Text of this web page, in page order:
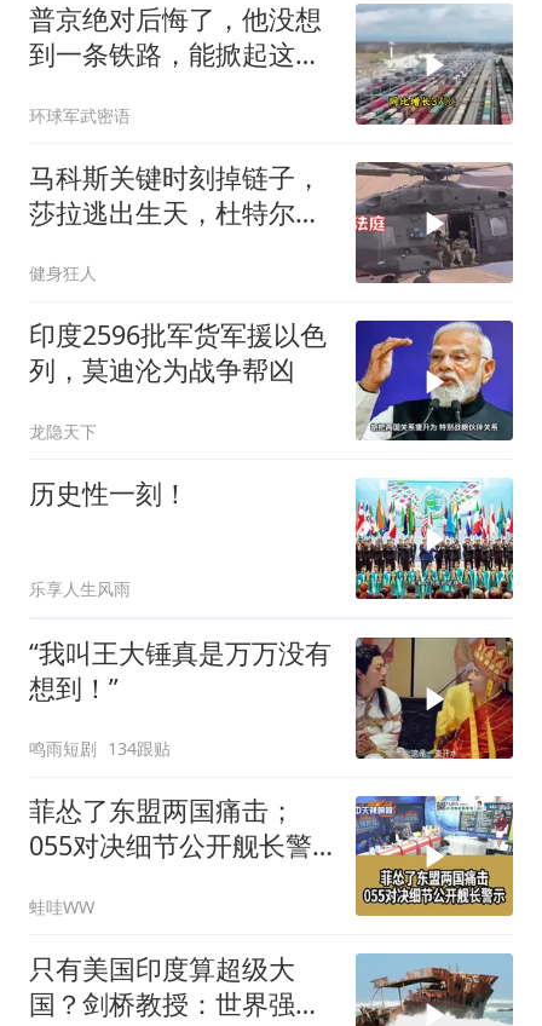
普京绝对后悔了，他没想
到一条铁路，能掀起这么
改写
环球军武密语
马科斯关键时刻掉链子，
莎拉逃出生天，杜特尔特
健身狂人
印度2596批军货军援以色
列，莫迪沦为战争帮凶
龙隐天下
历史性一刻！
乐享人生风雨
“我叫王大锤真是万万没有
想到！”
鸣雨短剧 134跟贴
菲怂了东盟两国痛击；
055对决细节公开舰长警
冰｜辣晚报20260805
蛙哇WW
只有美国印度算超级大
国？剑桥教授：世界强国